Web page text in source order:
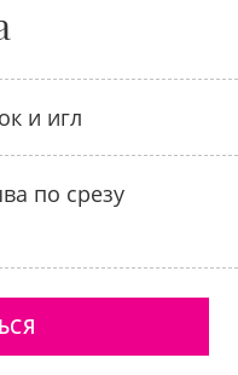
и игл
по срезу